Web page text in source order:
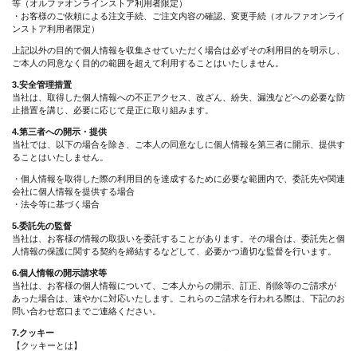
等（オルファオンラインストア利用者限定）
・お客様のご依頼による注文手続、ご注文内容の確認、変更手続（オルファオンライ
ンストア利用者限定）
上記以外の目的で個人情報を収集させていただく場合は必ずその利用目的を明示し、
ご本人の同意なく目的の範囲を超えて利用することはいたしません。
3.安全管理措置
当社は、取得した個人情報への不正アクセス、改ざん、紛失、漏洩などへの必要な防
止措置を講じ、必要に応じて是正に取り組みます。
4.第三者への開示・提供
当社では、以下の場合を除き、ご本人の同意なしに個人情報を第三者に開示、提供す
ることはいたしません。
・個人情報を取得した際の利用目的を達成するために必要な範囲内で、委託先や関連
会社に個人情報を提供する場合
・法令等に基づく場合
5.委託先の監督
当社は、お客様の情報の取扱いを委託することがあります。その場合は、委託先と個
人情報の保護に関する契約を締結するなどして、必要かつ適切な監督を行います。
6.個人情報の開示請求等
当社は、お客様の個人情報について、ご本人からの開示、訂正、削除等のご請求が
あった場合は、速やかに対応いたします。これらのご請求を行われる際は、下記のお
問い合わせ窓口までご連絡ください。
7.クッキー
【クッキーとは】